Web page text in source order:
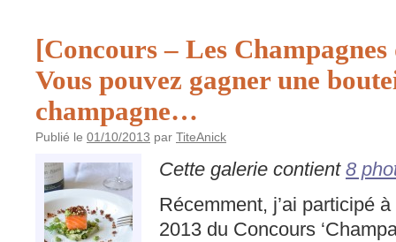
[Concours – Les
Vous pouvez gagner une
champagne…
Publié le 01/10/2013 par TiteAnick
Cette galerie contient 8
Récemment, j’ai participé
2013 du Concours